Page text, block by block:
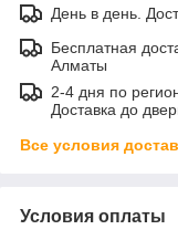
День в день.
Бесплатная
Алматы
2-4 дня по
Доставка до
Все условия
Условия оплаты